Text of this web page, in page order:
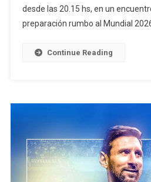
En
La
Rival,
Los
desde las 20.15 hs, en un
preparación rumbo al Mundial
Continue Reading